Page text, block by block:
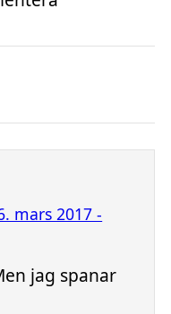
mars 2017 -
jag spanar